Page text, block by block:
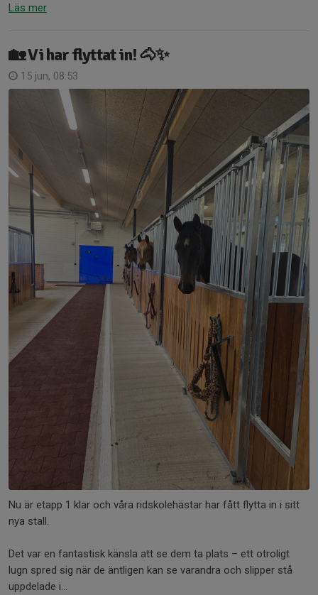
Läs mer
🏡 Vi har flyttat in! 🐴✨
15 jun, 08:53
Nu är etapp 1 klar och våra ridskolehästar har fått flytta in i sitt
nya stall.
Det var en fantastisk känsla att se dem ta plats – ett otroligt
lugn spred sig när de äntligen kan se varandra och slipper stå
uppdelade i...